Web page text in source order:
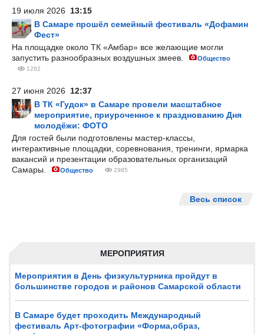
МЕРОПРИЯТИЯ
Мероприятия в День физкультурника пройдут в
большинстве городов и районов Самарской области
В Самаре будет проходить Международный
фестиваль Арт-фотографии «Форма,образ,
19 июля 2026 13:15
В Самаре прошёл семейный фестиваль «Дофамин
Фест»
На площадке около ТК «Амбар» все желающие могли
запустить разнообразных воздушных змеев.
Общество
1262
27 июня 2026 12:37
В ТК «Гудок» в Самаре провели масштабное
мероприятие, приуроченное к празднованию Дня
молодёжи: ФОТО
Для гостей были подготовлены мастер-классы,
интерактивные площадки, соревнования, тренинги, ярмарка
вакансий и презентации образовательных организаций
Самары.
Общество 2985
Весь список